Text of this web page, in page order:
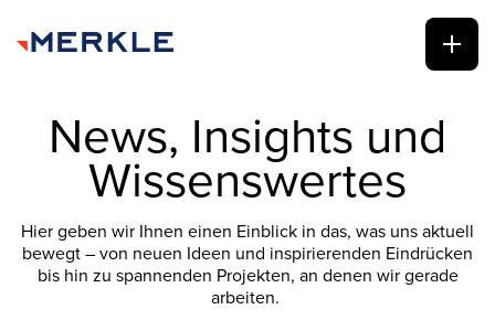
News, Insights und
Wissenswertes
Hier geben wir Ihnen einen Einblick in das, was uns aktuell
bewegt – von neuen Ideen und inspirierenden Eindrücken
bis hin zu spannenden Projekten, an denen wir gerade
arbeiten.